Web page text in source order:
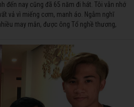
đến nay cũng đã 65 năm đi hát. Tôi vẫn nhớ
vả vì miếng cơm, manh áo. Ngẫm nghĩ
may mắn, được ông Tổ nghề thương,
để từng bước thành danh với nghiệp ca